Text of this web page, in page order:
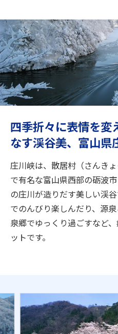
行き先
旅のお役立ち情報
閉じ
四季折々に表情を変
なす渓谷美、富山県
庄川峡は、散居村（さんき
で有名な富山県西部の砺波
の庄川が造りだす美しい渓
でのんびり楽しんだり、源
泉郷でゆっくり過ごすなど
ットです。